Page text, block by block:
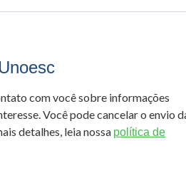
com você sobre informações
Você pode cancelar o envio
detalhes, leia nossa política de